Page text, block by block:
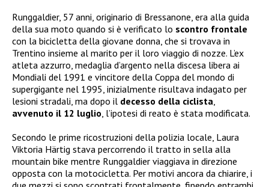
Runggaldier, 57 anni, originario di Bressanone, era alla guida
della sua moto quando si è verificato lo scontro frontale
con la bicicletta della giovane donna, che si trovava in
Trentino insieme al marito per il loro viaggio di nozze. L’ex
atleta azzurro, medaglia d’argento nella discesa libera ai
Mondiali del 1991 e vincitore della Coppa del mondo di
supergigante nel 1995, inizialmente risultava indagato per
lesioni stradali, ma dopo il decesso della ciclista,
avvenuto il 12 luglio, l’ipotesi di reato è stata modificata.
Secondo le prime ricostruzioni della polizia locale, Laura
Viktoria Härtig stava percorrendo il tratto in sella alla
mountain bike mentre Runggaldier viaggiava in direzione
opposta con la motocicletta. Per motivi ancora da chiarire, i